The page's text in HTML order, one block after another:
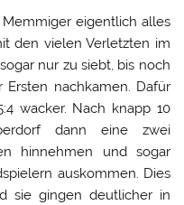
eigentlich alles
den vielen Verletzten im
nur zu siebt, bis noch
nachkamen. Dafür
wacker. Nach knapp 10
dann eine zwei
hinnehmen und sogar
auskommen. Dies
sie gingen deutlicher in